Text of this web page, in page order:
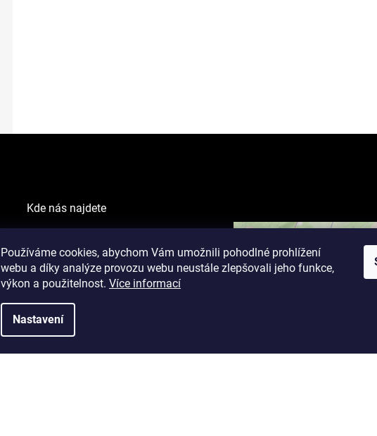
Používáme cookies, abychom Vám umožnili pohodlné prohlížení
webu a díky analýze provozu webu neustále zlepšovali jeho funkce,
výkon a použitelnost. Více informací
Nastavení
Kde nás najdete
Šafránkova 1238/1
Praha 5
Po - Pá: 9 - 19 hodin
So: 9 - 17 hodin